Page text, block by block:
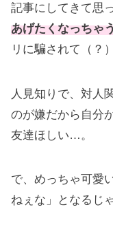
記事にしてきて思
あげたくなっちゃ
リに騙されて（？
人見知りで、対人
のが嫌だから自分
友達ほしい…。
で、めっちゃ可愛
ねぇな」となるじ